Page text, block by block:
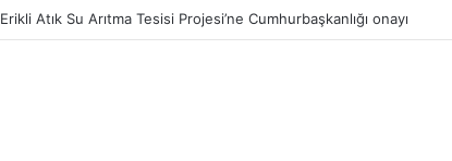
Erikli Atık Su Arıtma Tesisi Projesi’ne Cumhurbaşkanlığı onayı